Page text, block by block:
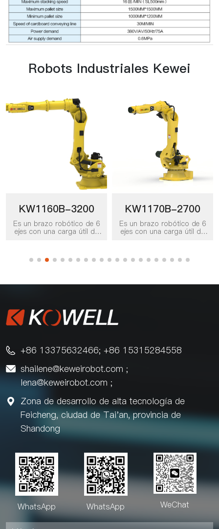
Robots Industriales Kewei
KW1160B-3200
Es un brazo robótico de 6
ejes con una carga útil de
escenarios de trabajo,
paletizado, carga y
soluciones de
automatización de tableros
en diversas industrias,
logística, almacenamiento,
KW1170B-2700
Es un brazo robótico de 6
ejes con una carga útil de
de trabajo, como
carga y descarga, y es el
puertas y ventanas,
 +86 13375632466; +86 15315284558
 shailene@keweirobot.com ;
lena@keweirobot.com ;

Zona de desarrollo de alta tecnología de
Feicheng, ciudad de Tai'an, provincia de
Shandong
WhatsApp WhatsApp WeChat